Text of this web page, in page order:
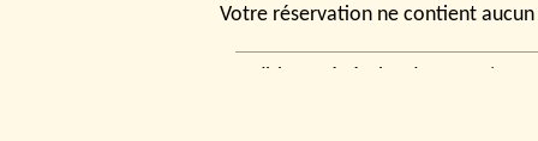
Votre réservation ne contient